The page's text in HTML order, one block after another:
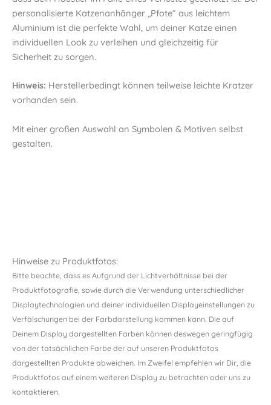
personalisierte Katzenanhänger „Pfote“ aus leichtem
Aluminium ist die perfekte Wahl, um deiner Katze einen
individuellen Look zu verleihen und gleichzeitig für
Sicherheit zu sorgen.
Hinweis: Herstellerbedingt können teilweise leichte Kratzer
vorhanden sein.
Mit einer großen Auswahl an Symbolen & Motiven selbst
gestalten.
Hinweise zu Produktfotos:
Bitte beachte, dass es Aufgrund der Lichtverhältnisse bei der
Produktfotografie, sowie durch die Verwendung unterschiedlicher
Displaytechnologien und deiner individuellen Displayeinstellungen zu
Verfälschungen bei der Farbdarstellung kommen kann. Die auf
Deinem Display dargestellten Farben können deswegen geringfügig
von der tatsächlichen Farbe der auf unseren Produktfotos
dargestellten Produkte abweichen. Im Zweifel empfehlen wir Dir, die
Produktfotos auf einem weiteren Display zu betrachten oder uns zu
kontaktieren.